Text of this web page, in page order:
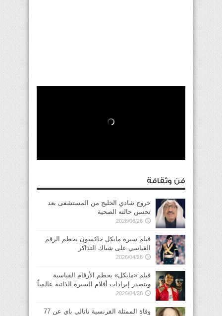
فن وثقافة
خروج شادي الخليج من المستشفى بعد
تحسن حالته الصحية
2026/06/26
فيلم سيرة مايكل جاكسون يحطم الرقم
القياسي على شباك التذاكر
2026/04/28
فيلم «مايكل» يحطم الأرقام القياسية
ويتصدر إيرادات أفلام السيرة الذاتية عالمياً
2026/04/28
وفاة الممثلة الفرنسية ناتالي باي عن 77